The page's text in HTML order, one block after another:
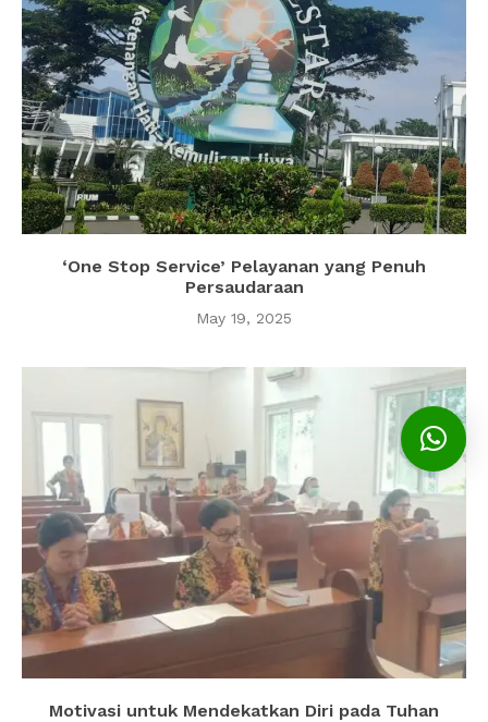
‘One Stop Service’ Pelayanan yang Penuh
Persaudaraan
May 19, 2025
Motivasi untuk Mendekatkan Diri pada Tuhan